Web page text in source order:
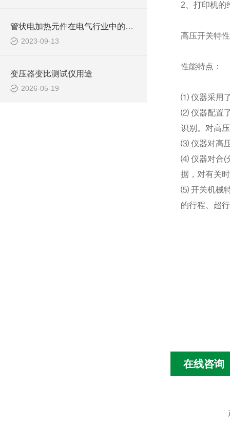
管状电加热元件在电气行业中的作用
2023-09-13
变压器变比测试仪用途
2026-05-19
2、打印机的
高压开关特
性能特点：
⑴ 仪器采用
⑵ 仪器配置
识别。对高
⑶ 仪器对高
⑷ 仪器对合(
据，对有关
⑸ 开关机械
的行程、超
在线咨询